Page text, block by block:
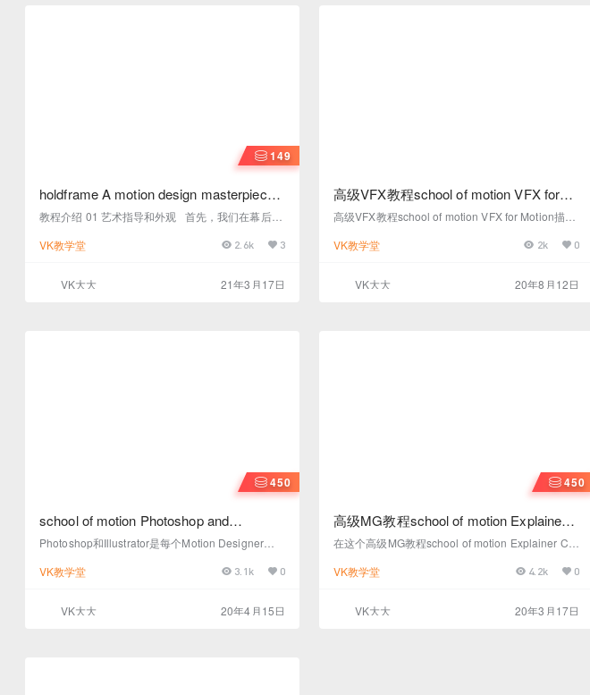
149
holdframe A motion design masterpiece
运动学院宣言片头制作幕后解析
教程介绍 01 艺术指导和外观 首先，我们在幕后制
业者团队如何最终确定艺术指导，寻找这部短片以
性问题的解决方案 这个项目的所有内容都有！在这
VK教学堂 2.6k 3
VK大大 21年3月17日
高级VFX教程school of motion VFX for
Motion完整版下载
高级VFX教程school of motion VFX for Motion描述
ion”中，VFX for Motion将教您应用于Motion设计的
像，旋转，跟踪，匹配移动等等。 行业中一些最酷
VK教学堂 2k 0
VK大大 20年8月12日
450
school of motion Photoshop and
Illustrator Unleashed MG教程下载
Photoshop和Illustrator是每个Motion Designer都
时，你将能够使用专业设计师每天使用的工具和工
VK教学堂 3.1k 0
VK大大 20年4月15日
450
高级MG教程school of motion Explainer
Camp 解说视频制作高级中英文字幕教程
在这个高级MG教程school of motion Explainer Ca
和工具，以创建提案到最终渲染的完整实现的作品
战。你需要知道如何处理流程的每个部分，从报建
VK教学堂 4.2k 0
VK大大 20年3月17日